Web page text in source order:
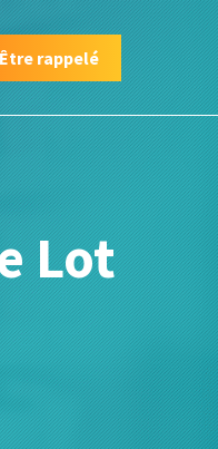
Être rappelé
Lot